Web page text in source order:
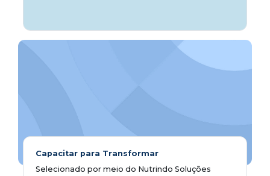
Capacitar para Transformar
Selecionado por meio do Nutrindo Soluções